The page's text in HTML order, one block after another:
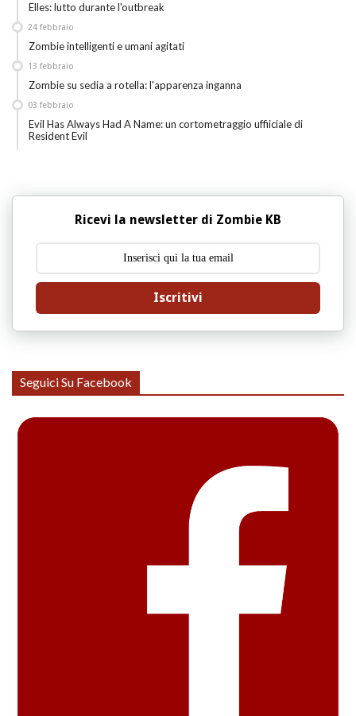
Elles: lutto durante l'outbreak
Zombie intelligenti e umani agitati
24 febbraio
Zombie su sedia a rotella: l'apparenza inganna
13 febbraio
Evil Has Always Had A Name: un cortometraggio uffiiciale di
Resident Evil
03 febbraio
Ricevi la newsletter di Zombie KB
Iscritivi
Seguici Su Facebook